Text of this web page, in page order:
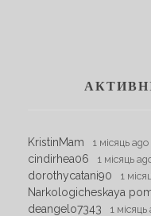
KristinMam 1 місяць ago
cindirhea06 1 місяць
dorothycatani90 1
Narkologicheskaya
deangelo7343 1 місяць